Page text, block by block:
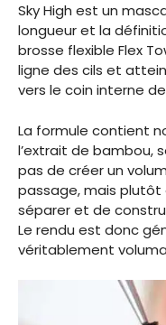
Sky High est un
longueur et la
brosse flexible Flex
ligne des cils et
vers le coin interne
La formule contient
l’extrait de bambou,
pas de créer un
passage, mais plutôt
séparer et de
Le rendu est donc
véritablement